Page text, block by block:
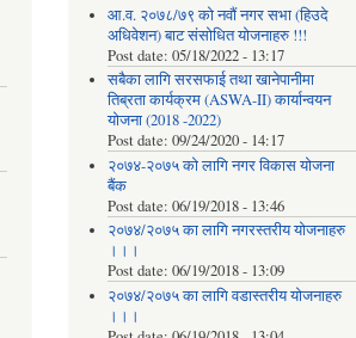
आ.व. २०७८/७९ को नवौं नगर सभा (हिउदे
अधिवेशन) बाट संसोधित योजनाहरु !!!
Post date:05/18/2022 - 13:17
सबैका लागि सरसफाई तथा खानेपानीमा
तिब्रता कार्यक्रम (ASWA-II) कार्यान्वयन
योजना (2018 -2022)
Post date:09/24/2020 - 14:17
२०७४-२०७५ को लागि नगर विकास योजना
बैंक
Post date:06/19/2018 - 13:46
२०७४/२०७५ का लागि नगरस्तरीय योजनाहरु
।।।
Post date:06/19/2018 - 13:09
२०७४/२०७५ का लागि वडास्तरीय योजनाहरु
।।।